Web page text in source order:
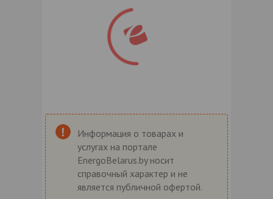
Информация о товарах и
услугах на портале
EnergoBelarus.by носит
справочный характер и не
является публичной офертой.